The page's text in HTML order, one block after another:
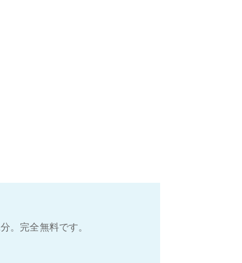
。完全無料です。